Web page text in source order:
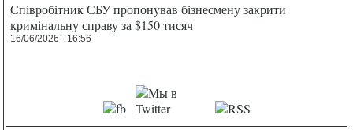
Співробітник СБУ пропонував бізнесмену закрити
кримінальну справу за $150 тисяч
16/06/2026 - 16:56